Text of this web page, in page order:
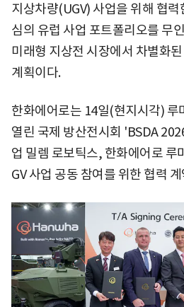
지상차량(UGV) 사업을 위해 협
심의 유럽 사업 포트폴리오를 무
미래형 지상전 시장에서 차별화
계획이다.
한화에어로는 14일(현지시각) 루
열린 국제 방산전시회 'BSDA
업 밀렘 로보틱스, 한화에어로 루
GV 사업 공동 참여를 위한 협력